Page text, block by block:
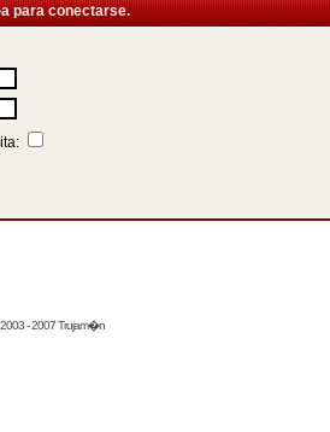
para conectarse.
- 2007 Trujam�n